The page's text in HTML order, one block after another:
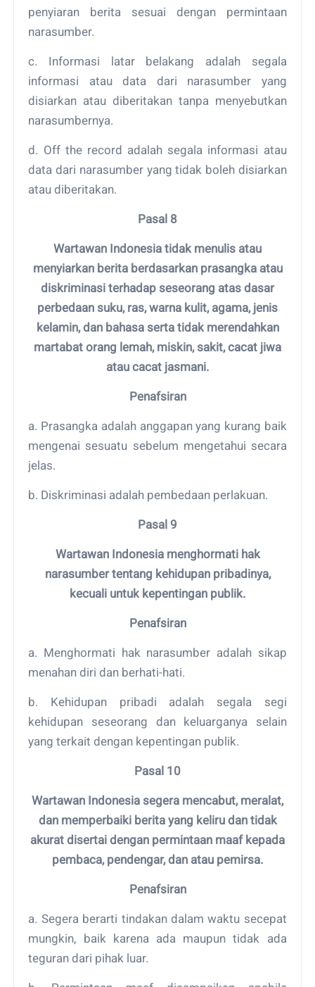
penyiaran berita sesuai dengan permintaan
narasumber.
c. Informasi latar belakang adalah segala
informasi atau data dari narasumber yang
disiarkan atau diberitakan tanpa menyebutkan
narasumbernya.
d. Off the record adalah segala informasi atau
data dari narasumber yang tidak boleh disiarkan
atau diberitakan.
Pasal 8
Wartawan Indonesia tidak menulis atau
menyiarkan berita berdasarkan prasangka atau
diskriminasi terhadap seseorang atas dasar
perbedaan suku, ras, warna kulit, agama, jenis
kelamin, dan bahasa serta tidak merendahkan
martabat orang lemah, miskin, sakit, cacat jiwa
atau cacat jasmani.
Penafsiran
a. Prasangka adalah anggapan yang kurang baik
mengenai sesuatu sebelum mengetahui secara
jelas.
b. Diskriminasi adalah pembedaan perlakuan.
Pasal 9
Wartawan Indonesia menghormati hak
narasumber tentang kehidupan pribadinya,
kecuali untuk kepentingan publik.
Penafsiran
a. Menghormati hak narasumber adalah sikap
menahan diri dan berhati-hati.
b. Kehidupan pribadi adalah segala segi
kehidupan seseorang dan keluarganya selain
yang terkait dengan kepentingan publik.
Pasal 10
Wartawan Indonesia segera mencabut, meralat,
dan memperbaiki berita yang keliru dan tidak
akurat disertai dengan permintaan maaf kepada
pembaca, pendengar, dan atau pemirsa.
Penafsiran
a. Segera berarti tindakan dalam waktu secepat
mungkin, baik karena ada maupun tidak ada
teguran dari pihak luar.